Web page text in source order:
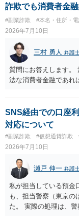
いては弁護士として能
良いと思います。た
かもしれません。
詐欺でも消費者金
#副業詐欺 #本名・住所・
2026年7月10日
三村 勇人 弁護
質問にお答えします。
法な消費者金融であれ
SNS経由での口座
対応について
#副業詐欺 #仮想通貨詐欺
2026年7月10日
瀬戸 伸一 弁護
私が担当している預金
も、担当警察（東京の
た。 実際の処理は、